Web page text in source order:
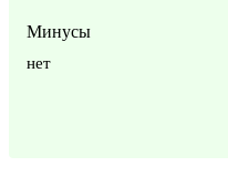
Минусы
нет